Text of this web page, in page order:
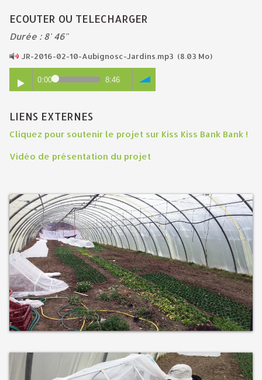
ECOUTER OU TELECHARGER
Durée : 8' 46"
JR-2016-02-10-Aubignosc-Jardins.mp3 (8.03 Mo)
0:00 8:46
LIENS EXTERNES
Cliquez pour soutenir le projet sur Kiss Kiss Bank Bank !
Vidéo de présentation du projet